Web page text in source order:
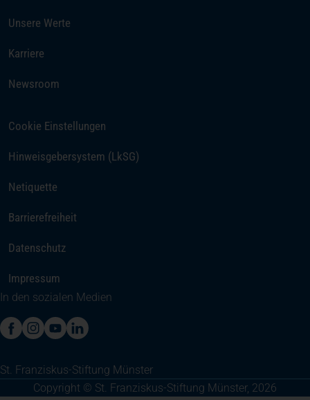
Unsere Werte
Karriere
Newsroom
Cookie Einstellungen
Hinweisgebersystem (LkSG)
Netiquette
Barrierefreiheit
Datenschutz
Impressum
In den sozialen Medien
St. Franziskus-Stiftung Münster
Copyright © St. Franziskus-Stiftung Münster, 2026